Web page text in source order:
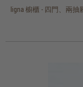
ligna 櫥櫃 - 四門、兩抽
hopper 三門展示櫃
vision 櫥櫃 - 兩門、單抽
vision 四門櫥櫃
fissure II 展示櫃 - 兩門、
fissure II 兩門展示櫃
outline 櫥櫃 - 兩門
motion 櫥櫃 - 兩門
motion 櫥櫃 - 兩質感玻
motion 展示櫃 - 兩玻璃